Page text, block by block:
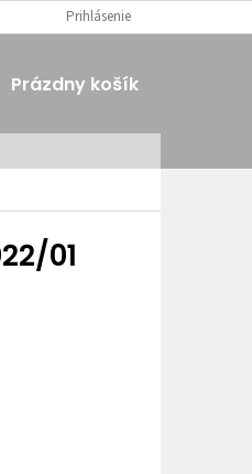
Prihlásenie
NÁKUPNÝ
Prázdny košík
01